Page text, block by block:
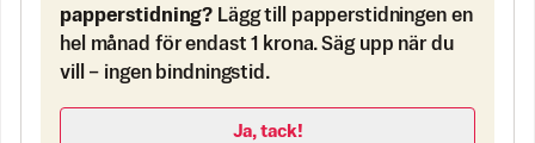
papperstidning? Lägg till papperstidningen en
hel månad för endast 1 krona. Säg upp när du
vill – ingen bindningstid.
Ja, tack!